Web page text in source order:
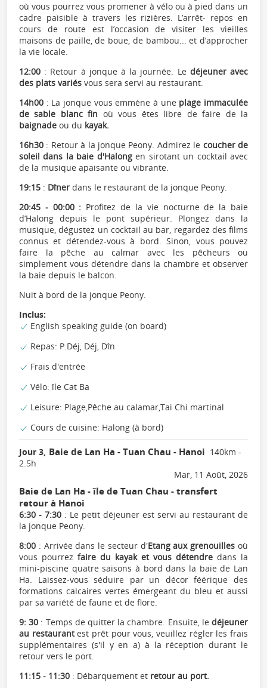
où vous pourrez vous promener à vélo ou à pied dans un
cadre paisible à travers les rizières. L’arrêt- repos en
cours de route est l’occasion de visiter les vieilles
maisons de paille, de boue, de bambou... et d’approcher
la vie locale.
12:00 : Retour à jonque à la journée. Le déjeuner avec
des plats variés vous sera servi au restaurant.
14h00 : La jonque vous emmène à une plage immaculée
de sable blanc fin où vous êtes libre de faire de la
baignade ou du kayak.
16h30 : Retour à la jonque Peony. Admirez le coucher de
soleil dans la baie d'Halongen sirotant un cocktail avec
de la musique apaisante ou vibrante.
19:15 : Dîner dans le restaurant de la jonque Peony.
20:45 - 00:00 : Profitez de la vie nocturne de la baie
d’Halong depuis le pont supérieur. Plongez dans la
musique, dégustez un cocktail au bar, regardez des films
connus et détendez-vous à bord. Sinon, vous pouvez
faire la pêche au calmar avec les pêcheurs ou
simplement vous détendre dans la chambre et observer
la baie depuis le balcon.
Nuit à bord de la jonque Peony.
Inclus:
English speaking guide (on board)
Repas: P.Déj, Déj, Dîn
Frais d'entrée
Vélo: île Cat Ba
Leisure: Plage,Pêche au calamar,Tai Chi martinal
Cours de cuisine: Halong (à bord)
Jour 3, Baie de Lan Ha - Tuan Chau - Hanoi 140km -
2.5h
Mar, 11 Août, 2026
Baie de Lan Ha - île de Tuan Chau - transfert
retour à Hanoi
6:30 - 7:30 : Le petit déjeuner est servi au restaurant de
la jonque Peony.
8:00 : Arrivée dans le secteur d'Etang aux grenouilles où
vous pourrez faire du kayak et vous détendre dans la
mini-piscine quatre saisons à bord dans la baie de Lan
Ha. Laissez-vous séduire par un décor féérique des
formations calcaires vertes émergeant du bleu et aussi
par sa variété de faune et de flore.
9: 30 : Temps de quitter la chambre. Ensuite, ledéjeuner
au restaurantest prêt pour vous, veuillez régler les frais
supplémentaires (s'il y en a) à la réception durant le
retour vers le port.
11:15 - 11:30 : Débarquement et retour au port.